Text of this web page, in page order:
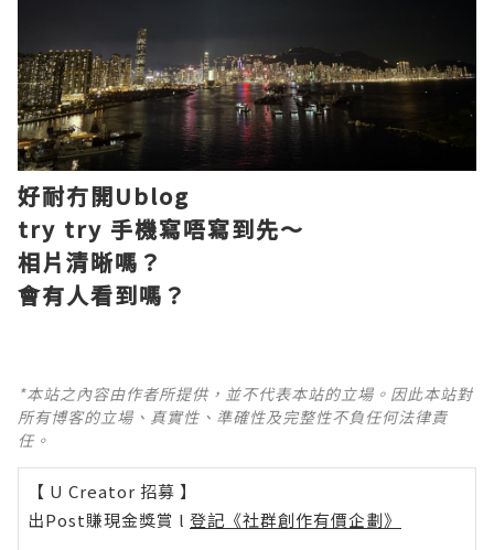
好耐冇開Ublog
try try 手機寫唔寫到先～
相片清晰嗎？
會有人看到嗎？
*本站之內容由作者所提供，並不代表本站的立場。因此本站對
所有博客的立場、真實性、準確性及完整性不負任何法律責
任。
【 U Creator 招募 】
出Post賺現金獎賞 l 登記《社群創作有價企劃》